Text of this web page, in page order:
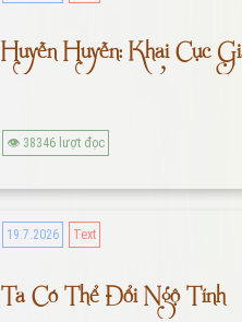
Huyễn Huyễn: Khai Cục
👁 38346 lượt đọc
19.7.2026 Text
Ta Có Thể Đổi Ngộ Tính